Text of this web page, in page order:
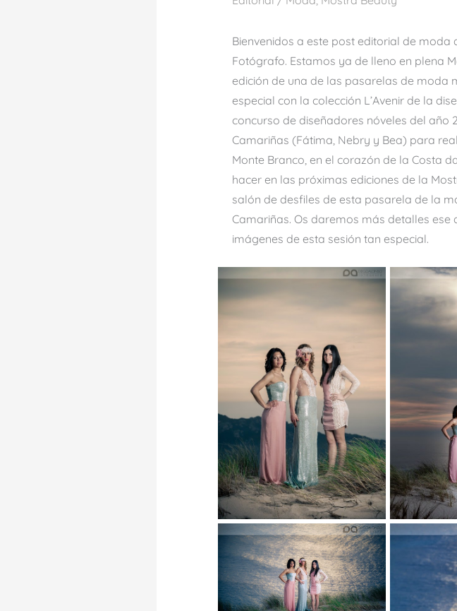
Bienvenidos a este post editorial de moda
Fotógrafo. Estamos ya de lleno en plena
edición de una de las pasarelas de moda
especial con la colección L’Avenir de la
concurso de diseñadores nóveles del año
Camariñas (Fátima, Nebry y Bea) para
Monte Branco, en el corazón de la Costa
hacer en las próximas ediciones de la
salón de desfiles de esta pasarela de la
Camariñas. Os daremos más detalles
imágenes de esta sesión tan especial.